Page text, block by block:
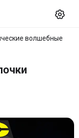
волшебные